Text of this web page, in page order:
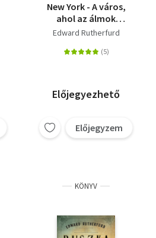
New York - A város,
ahol az álmok
születnek
Edward Rutherfurd
Előjegyezhető
Előjegyzem
KÖNYV